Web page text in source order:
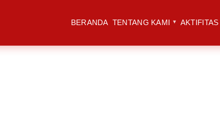
BERANDA TENTANG KAMI